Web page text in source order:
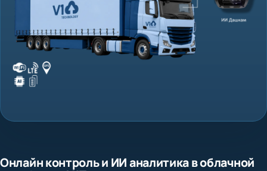
Онлайн контроль и ИИ аналитика в облачной
платформе V1T